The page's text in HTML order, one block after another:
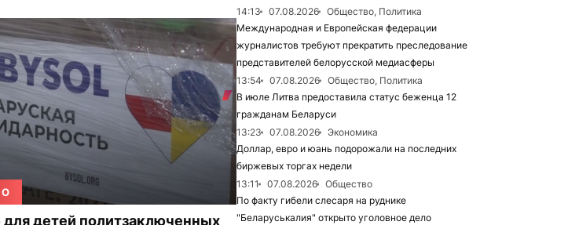
детей политзаключенных
14:13
07.08.2026
Общество, Политика
Международная и Европейская федерации
журналистов требуют прекратить преследование
представителей белорусской медиасферы
13:54
07.08.2026
Общество, Политика
В июле Литва предоставила статус беженца 12
гражданам Беларуси
13:23
07.08.2026
Экономика
Доллар, евро и юань подорожали на последних
биржевых торгах недели
13:11
07.08.2026
Общество
По факту гибели слесаря на руднике
"Беларуськалия" открыто уголовное дело